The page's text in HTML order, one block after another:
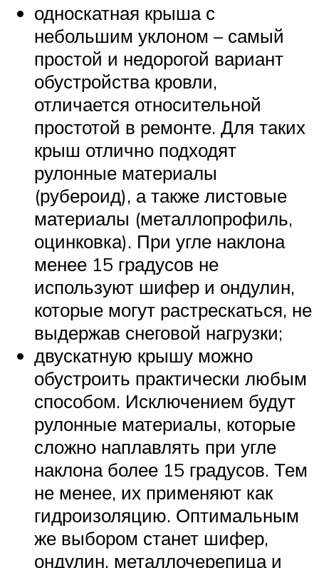
односкатная крыша с
небольшим уклоном – самый
простой и недорогой вариант
обустройства кровли,
отличается относительной
простотой в ремонте. Для таких
крыш отлично подходят
рулонные материалы
(рубероид), а также листовые
материалы (металлопрофиль,
оцинковка). При угле наклона
менее 15 градусов не
используют шифер и ондулин,
которые могут растрескаться, не
выдержав снеговой нагрузки;
двускатную крышу можно
обустроить практически любым
способом. Исключением будут
рулонные материалы, которые
сложно наплавлять при угле
наклона более 15 градусов. Тем
не менее, их применяют как
гидроизоляцию. Оптимальным
же выбором станет шифер,
ондулин, металлочерепица и